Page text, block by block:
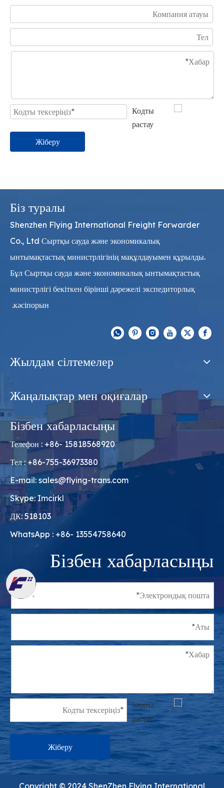
Жіберу
Біз туралы
Shenzhen Flying International Freight Forwarder
Co., Ltd Сыртқы сауда және экономикалық
ынтымақтастық министрлігінің мақұлдауымен құрылды.
Бұл Сыртқы сауда және экономикалық ынтымақтастық
министрлігі бекіткен бірінші дәрежелі экспедиторлық
кәсіпорын.
Жылдам сілтемелер
Жаңалықтар мен оқиғалар
Бізбен хабарласыңы
Телефон : +86- 15818568920
Тел : +86-755-36973380
E-mail: sales@flying-trans.com
Skype: Imcirkl
ДК: 518103
WhatsApp : +86- 13554758640
Бізбен хабарласыңы
Жіберу
Copyright ©️ 2024 ShenZhen Flying International